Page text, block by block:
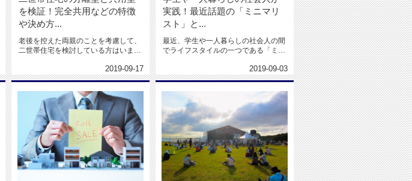
を検証！完全共用などの特徴
や決め方...
老後を控えた両親のことを考慮して、
二世帯住宅を検討している方はいませ
2019-09-17
実践！最近話題の「ミニマリ
スト」と...
最近、学生や一人暮らしの社会人の間
でライフスタイルの一つである「ミニ
2019-09-03